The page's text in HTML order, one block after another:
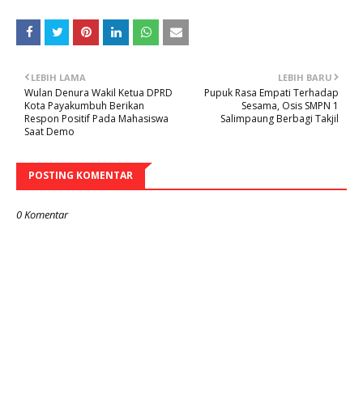
LEBIH BARU
Pupuk Rasa Empati Terhadap
Sesama, Osis SMPN 1
Salimpaung Berbagi Takjil
LEBIH LAMA
Wulan Denura Wakil Ketua DPRD
Kota Payakumbuh Berikan
Respon Positif Pada Mahasiswa
Saat Demo
POSTING KOMENTAR
0 Komentar